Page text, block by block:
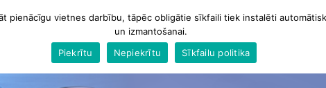
vietnes darbību, tāpēc obligātie sīkfaili tiek instalēti
un izmantošanai.
Piekrītu
Nepiekrītu Sīkfailu politika